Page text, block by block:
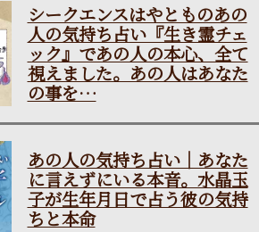
シークエンスはやとものあの
人の気持ち占い『生き霊チェ
ック』であの人の本心、全て
視えました。あの人はあなた
の事を…
あの人の気持ち占い｜あなた
に言えずにいる本音。水晶玉
子が生年月日で占う彼の気持
ちと本命